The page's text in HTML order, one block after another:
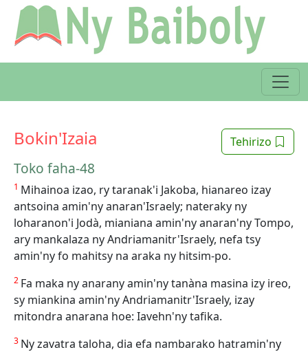
Tehirizo
Bokin'Izaia
Toko faha-48
1 Mihainoa izao, ry taranak'i Jakoba, hianareo izay
antsoina amin'ny anaran'Israely; nateraky ny
loharanon'i Jodà, mianiana amin'ny anaran'ny Tompo,
ary mankalaza ny Andriamanitr'Israely, nefa tsy
amin'ny fo mahitsy na araka ny hitsim-po.
2 Fa maka ny anarany amin'ny tanàna masina izy ireo,
sy miankina amin'ny Andriamanitr'Israely, izay
mitondra anarana hoe: Iavehn'ny tafika.
3 Ny zavatra taloha, dia efa nambarako hatramin'ny